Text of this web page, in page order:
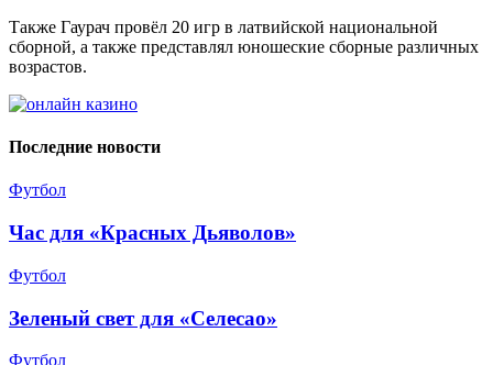
Также Гаурач провёл 20 игр в латвийской национальной
сборной, а также представлял юношеские сборные различных
возрастов.
Последние новости
Футбол
Час для «Красных Дьяволов»
Футбол
Зеленый свет для «Селесао»
Футбол